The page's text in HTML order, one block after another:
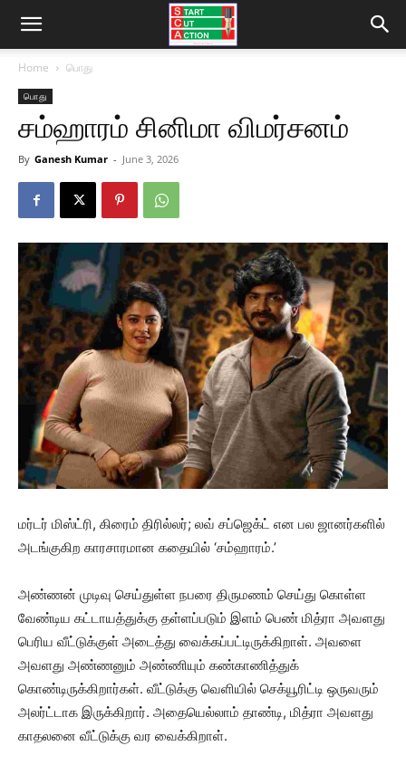
Home பொது
பொது
சம்ஹாரம் சினிமா விமர்சனம்
By Ganesh Kumar - June 3, 2026
மர்டர் மிஸ்ட்ரி, கிரைம் திரில்லர்; லவ் சப்ஜெக்ட் என பல ஜானர்களில்
அடங்குகிற காரசாரமான கதையில் ‘சம்ஹாரம்.’
அண்ணன் முடிவு செய்துள்ள நபரை திருமணம் செய்து கொள்ள
வேண்டிய கட்டாயத்துக்கு தள்ளப்படும் இளம் பெண் மித்ரா அவளது
பெரிய வீட்டுக்குள் அடைத்து வைக்கப்பட்டிருக்கிறாள். அவளை
அவளது அண்ணனும் அண்ணியும் கண்காணித்துக்
கொண்டிருக்கிறார்கள். வீட்டுக்கு வெளியில் செக்யூரிட்டி ஒருவரும்
அலர்ட்டாக இருக்கிறார். அதையெல்லாம் தாண்டி, மித்ரா அவளது
காதலனை வீட்டுக்கு வர வைக்கிறாள்.